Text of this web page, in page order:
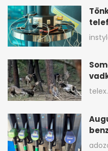
ára